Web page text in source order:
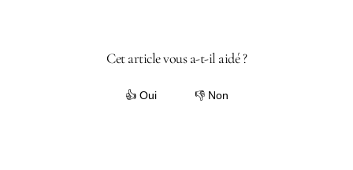
Cet article vous a-t-il aidé ?
👍 Oui 👎 Non